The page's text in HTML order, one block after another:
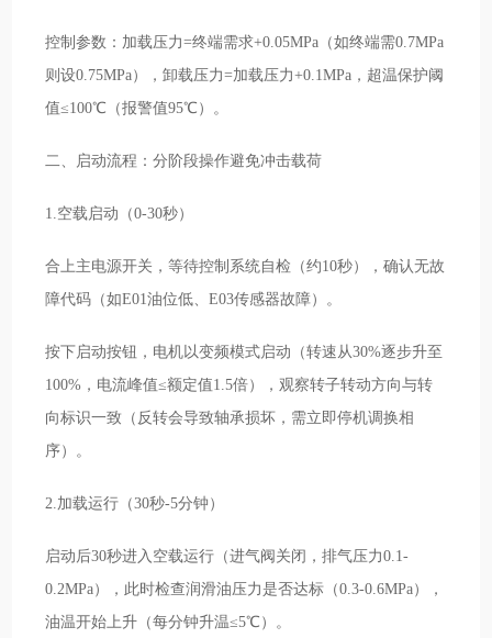
控制参数：加载压力=终端需求+0.05MPa（如终端需0.7MPa
则设0.75MPa），卸载压力=加载压力+0.1MPa，超温保护阈
值≤100℃（报警值95℃）。
二、启动流程：分阶段操作避免冲击载荷
1.空载启动（0-30秒）
合上主电源开关，等待控制系统自检（约10秒），确认无故
障代码（如E01油位低、E03传感器故障）。
按下启动按钮，电机以变频模式启动（转速从30%逐步升至
100%，电流峰值≤额定值1.5倍），观察转子转动方向与转
向标识一致（反转会导致轴承损坏，需立即停机调换相
序）。
2.加载运行（30秒-5分钟）
启动后30秒进入空载运行（进气阀关闭，排气压力0.1-
0.2MPa），此时检查润滑油压力是否达标（0.3-0.6MPa），
油温开始上升（每分钟升温≤5℃）。